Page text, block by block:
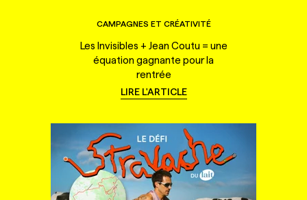
CAMPAGNES ET CRÉATIVITÉ
Les Invisibles + Jean Coutu = une
équation gagnante pour la
rentrée
LIRE L'ARTICLE